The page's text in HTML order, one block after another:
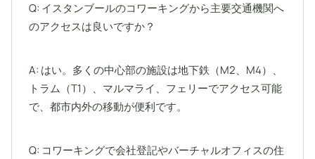
Q: イスタンブールのコワーキングから主要交通機関へ
のアクセスは良いですか？
A: はい。多くの中心部の施設は地下鉄（M2、M4）、
トラム（T1）、マルマライ、フェリーでアクセス可能
で、都市内外の移動が便利です。
Q: コワーキングで会社登記やバーチャルオフィスの住